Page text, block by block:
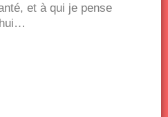
et à qui je pense